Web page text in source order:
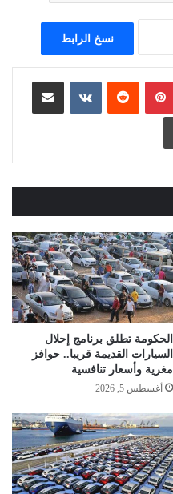
نسخ الرابط
بينتيريست
‏Reddit
‏VKontakte مشاركة عبر البريد
طباعة
الحكومة تطلق برنامج إحلال
السيارات القديمة قريبا.. حوافز
مغرية وأسعار تنافسية
أغسطس 5, 2026